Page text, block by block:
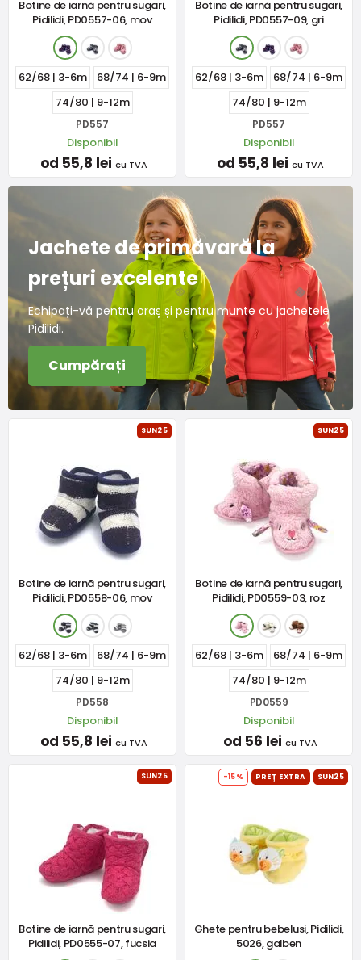
Botine de iarnă pentru sugari,
Pidilidi, PD0557-06, mov
62/68 | 3-6m
68/74 | 6-9m
74/80 | 9-12m
PD557
Disponibil
od 55,8 lei cu TVA
Botine de iarnă pentru sugari,
Pidilidi, PD0557-09, gri
62/68 | 3-6m
68/74 | 6-9m
74/80 | 9-12m
PD557
Disponibil
od 55,8 lei cu TVA
Jachete de primăvară la
prețuri excelente
Echipați-vă pentru oraș și pentru munte cu jachetele
Pidilidi.
Cumpărați
SUN25
Botine de iarnă pentru sugari,
Pidilidi, PD0558-06, mov
62/68 | 3-6m
68/74 | 6-9m
74/80 | 9-12m
PD558
Disponibil
od 55,8 lei cu TVA
SUN25
Botine de iarnă pentru sugari,
Pidilidi, PD0559-03, roz
62/68 | 3-6m
68/74 | 6-9m
74/80 | 9-12m
PD0559
Disponibil
od 56 lei cu TVA
SUN25
Botine de iarnă pentru sugari,
Pidilidi, PD0555-07, fucsia
-15% PREȚ EXTRA SUN25
Ghete pentru bebelusi, Pidilidi,
5026, galben